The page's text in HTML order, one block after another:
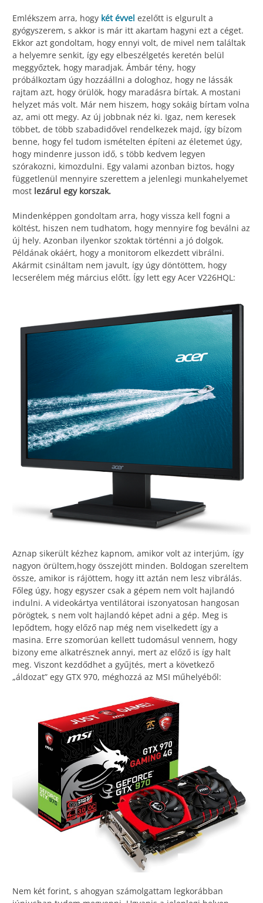
Emlékszem arra, hogy két évvel ezelőtt is elgurult a
gyógyszerem, s akkor is már itt akartam hagyni ezt a céget.
Ekkor azt gondoltam, hogy ennyi volt, de mivel nem találtak
a helyemre senkit, így egy elbeszélgetés keretén belül
meggyőztek, hogy maradjak. Ámbár tény, hogy
próbálkoztam úgy hozzáállni a dologhoz, hogy ne lássák
rajtam azt, hogy örülök, hogy maradásra bírtak. A mostani
helyzet más volt. Már nem hiszem, hogy sokáig bírtam volna
az, ami ott megy. Az új jobbnak néz ki. Igaz, nem keresek
többet, de több szabadidővel rendelkezek majd, így bízom
benne, hogy fel tudom ismételten építeni az életemet úgy,
hogy mindenre jusson idő, s több kedvem legyen
szórakozni, kimozdulni. Egy valami azonban biztos, hogy
függetlenül mennyire szerettem a jelenlegi munkahelyemet
most lezárul egy korszak.
Mindenképpen gondoltam arra, hogy vissza kell fogni a
költést, hiszen nem tudhatom, hogy mennyire fog beválni az
új hely. Azonban ilyenkor szoktak történni a jó dolgok.
Példának okáért, hogy a monitorom elkezdett vibrálni.
Akármit csináltam nem javult, így úgy döntöttem, hogy
lecserélem még március előtt. Így lett egy Acer V226HQL:
Aznap sikerült kézhez kapnom, amikor volt az interjúm, így
nagyon örültem,hogy összejött minden. Boldogan szereltem
össze, amikor is rájöttem, hogy itt aztán nem lesz vibrálás.
Főleg úgy, hogy egyszer csak a gépem nem volt hajlandó
indulni. A videokártya ventilátorai iszonyatosan hangosan
pörögtek, s nem volt hajlandó képet adni a gép. Meg is
lepődtem, hogy előző nap még nem viselkedett így a
masina. Erre szomorúan kellett tudomásul vennem, hogy
bizony eme alkatrésznek annyi, mert az előző is így halt
meg. Viszont kezdődhet a gyűjtés, mert a következő
„áldozat” egy GTX 970, méghozzá az MSI műhelyéből:
Nem két forint, s ahogyan számolgattam legkorábban